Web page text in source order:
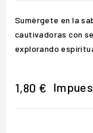
Sumérgete en la
cautivadoras con
explorando
1,80 €